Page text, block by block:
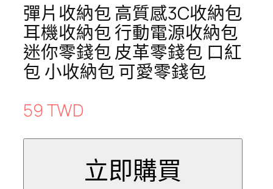
彈片收納包 高質感3C收納包
耳機收納包 行動電源收納包
迷你零錢包 皮革零錢包 口紅
包 小收納包 可愛零錢包
59 TWD